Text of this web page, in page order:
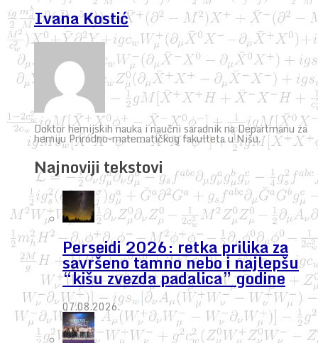
Ivana Kostić
Doktor hemijskih nauka i naučni saradnik na Departmanu za
hemiju Prirodno-matematičkog fakulteta u Nišu.
Najnoviji tekstovi
Perseidi 2026: retka prilika za
savršeno tamno nebo i najlepšu
“kišu zvezda padalica” godine
07.08.2026.